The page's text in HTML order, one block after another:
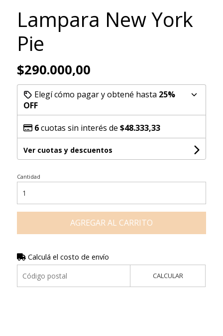
Lampara New York
Pie
$290.000,00
Elegí cómo pagar y obtené hasta 25%
OFF
6cuotas sin interés de $48.333,33
Ver cuotas y descuentos
Cantidad
AGREGAR AL CARRITO
Calculá el costo de envío
CALCULAR